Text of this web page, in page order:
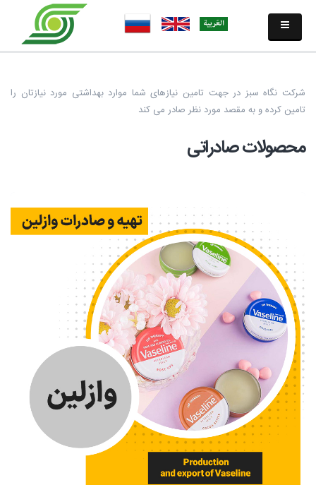
شرکت نگاه سبز در جهت تامین نیازهای شما موارد بهداشتی مورد نیازتان را
تامین کرده و به مقصد مورد نظر صادر می کند
محصولات صادراتی